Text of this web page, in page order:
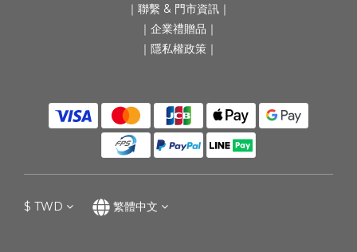
｜ 聯繫 & 門市資訊 ｜
｜ 企業禮贈品 ｜
｜隱私權政策｜
$ TWD 繁體中文